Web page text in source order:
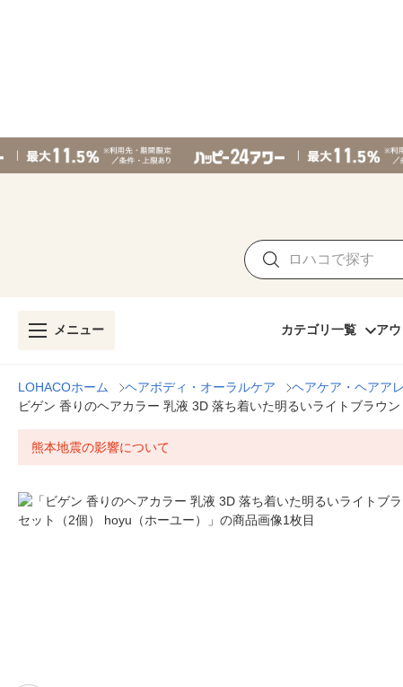
メニュー カテゴリ一覧 ア
LOHACOホーム ヘアボディ・オーラルケア ヘアケア・ヘアア
ビゲン 香りのヘアカラー 乳液 3D 落ち着いた明るいライトブラウ
熊本地震の影響について